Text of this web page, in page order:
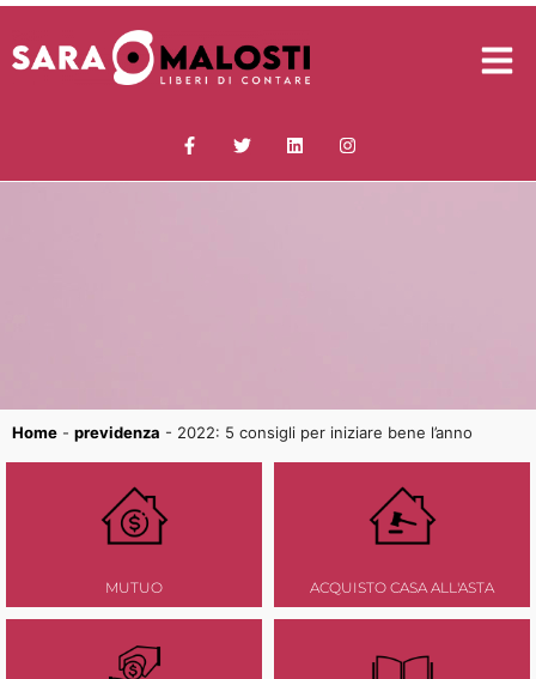
Home - previdenza - 2022: 5 consigli per iniziare bene l’anno
MUTUO ACQUISTO CASA ALL'ASTA